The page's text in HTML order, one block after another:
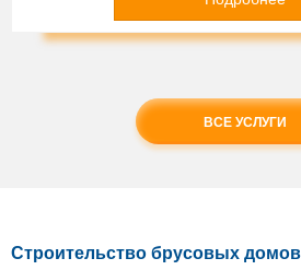
ВСЕ УСЛУГИ
Строительство брусовых